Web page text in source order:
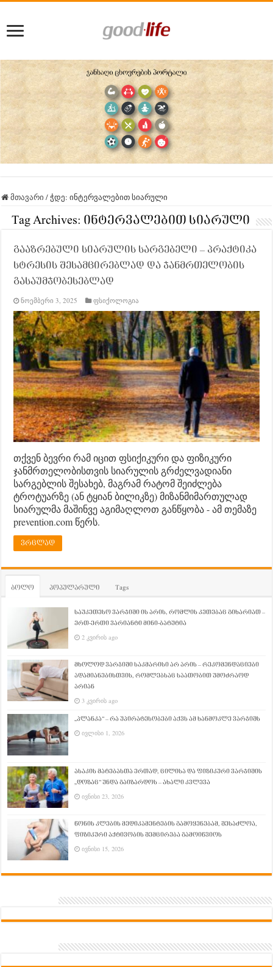
მთავარი /ჭდე:ინტერვალებით სიარული
Tag Archives: ინტერვალებით სიარული
გააზრებული სიარულის სარგებელი – პრაქტიკა
სტრესის შესამცირებლად და ჯანმრთელობის
გასაუმჯობესებლად
ნოემბერი 3, 2025 ფსიქოლოგია
თქვენ ბევრი რამ იცით ფსიქიკური და ფიზიკური
ჯანმრთელობისთვის სიარულის გრძელვადიანი
სარგებლის შესახებ, მაგრამ რატომ შეიძლება
ტროტუარზე (ან ტყიან ბილიკზე) მიზანმიმართულად
სიარულმა მაშინვე აგიმაღლოთ განწყობა - ამ თემაზე
prevention.com წერს.
ვრცლად
ბოლო პოპულარული Tags
საუკეთესო ვარჯიში ის არის, რომლის კეთებაც გიხარიათ –
ერთ-ერთი ვარიანტი მინი-ბატუტია
2 კვირის ago
მხოლოდ ვარჯიში საკმარისი არ არის – რეკომენდაციები
ადამიანებისთვის, რომლებსაც საათობით უმოძრაოდ
არიან
3 კვირის ago
„პლანკა“ – რა უპირატესობები აქვს ამ ხანმოკლე ვარჯიშს
ივლისი 1, 2026
ასაკის მატებასთა ერთად, ცილისა და ფიზიკური ვარჯიშის
„დოზაც“ უნდა გაიზარდოს – ახალი კვლევა
ივნისი 23, 2026
წონის კლების მედიკამენტების გამოყენებამ, შესაძლოა,
ფიზიკური აქტივობის შემცირება გამოიწვიოს
ივნისი 15, 2026